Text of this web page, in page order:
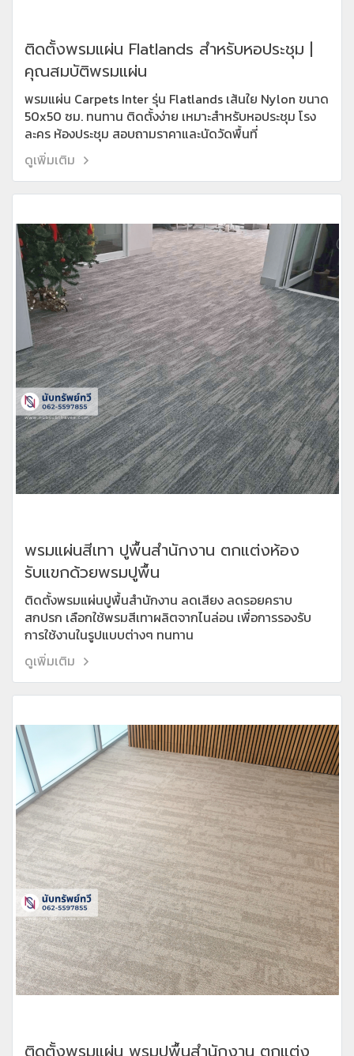
ติดตั้งพรมแผ่น Flatlands สำหรับหอประชุม |
คุณสมบัติพรมแผ่น
พรมแผ่น Carpets Inter รุ่น Flatlands เส้นใย Nylon ขนาด
50x50 ซม. ทนทาน ติดตั้งง่าย เหมาะสำหรับหอประชุม โรง
ละคร ห้องประชุม สอบถามราคาและนัดวัดพื้นที่
ดูเพิ่มเติม
พรมแผ่นสีเทา ปูพื้นสำนักงาน ตกแต่งห้อง
รับแขกด้วยพรมปูพื้น
ติดตั้งพรมแผ่นปูพื้นสำนักงาน ลดเสียง ลดรอยคราบ
สกปรก เลือกใช้พรมสีเทาผลิตจากไนล่อน เพื่อการรองรับ
การใช้งานในรูปแบบต่างๆ ทนทาน
ดูเพิ่มเติม